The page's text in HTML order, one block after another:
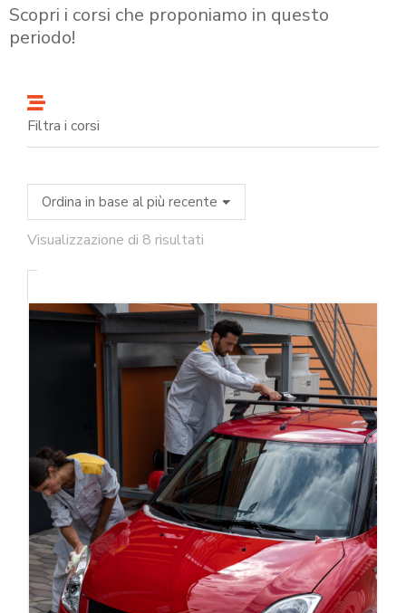
Scopri i corsi che proponiamo in questo
periodo!
Filtra i corsi
Visualizzazione di 8 risultati